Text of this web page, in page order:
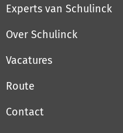
Experts van Schulinck
Over Schulinck
Vacatures
Route
Contact